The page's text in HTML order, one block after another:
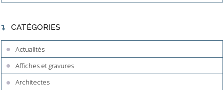
CATÉGORIES
Actualités
Affiches et gravures
Architectes